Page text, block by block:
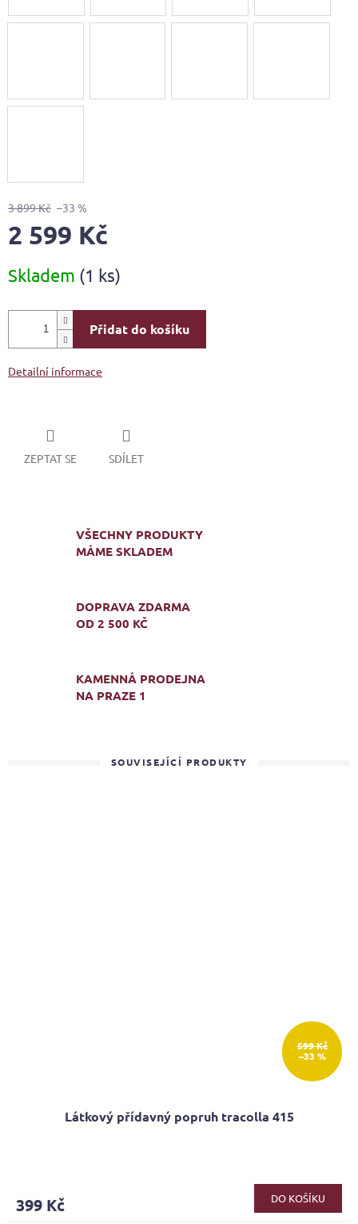
3 899 Kč –33 %
2 599 Kč
cena:
Skladem (1 ks)
Přidat do košíku
Detailní informace
ZEPTAT SE SDÍLET
VŠECHNY PRODUKTY
MÁME SKLADEM
DOPRAVA ZDARMA
OD 2 500 KČ
KAMENNÁ PRODEJNA
NA PRAZE 1
SOUVISEJÍCÍ PRODUKTY
599 Kč
–33 %
Látkový přídavný popruh tracolla 415
399 Kč DO KOŠÍKU